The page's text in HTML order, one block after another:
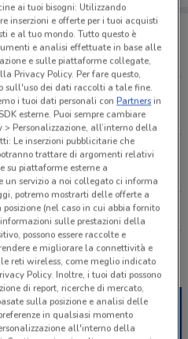
1 Pisa
Tutti i negozi Camicissima
ai tuoi bisogni: Utilizzando
inserzioni e offerte per i tuoi acquisti
e al tuo mondo. Tutto questo è
e analisi effettuate in base alle
e sulle piattaforme collegate,
Privacy Policy. Per fare questo,
sull'uso dei dati raccolti a tale fine.
i tuoi dati personali conPartnersin
esterne. Puoi sempre cambiare
Personalizzazione, all’interno della
Le inserzioni pubblicitarie che
trattare di argomenti relativi
su piattaforme esterne a
un servizio a noi collegato ci informa
potremo mostrarti delle offerte a
(nel caso in cui abbia fornito
sulle prestazioni della
possono essere raccolte e
e migliorare la connettività e
reti wireless, come meglio indicato
Policy. Inoltre, i tuoi dati possono
di report, ricerche di mercato,
sulla posizione e analisi delle
in qualsiasi momento
all'interno della